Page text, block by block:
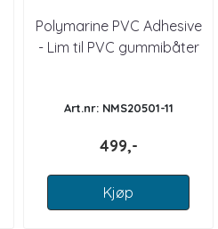
Polymarine PVC Adhesive
- Lim til PVC gummibåter
Art.nr: NMS20501-11
499,-
Kjøp